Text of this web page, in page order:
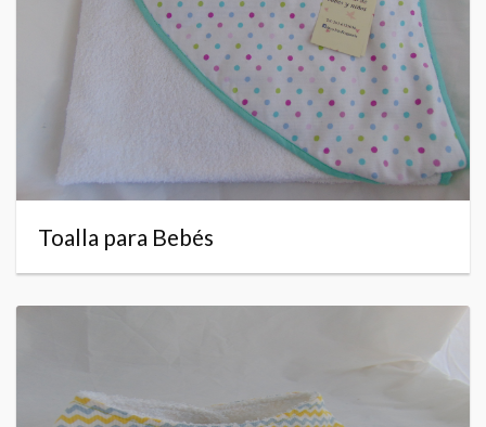
Toalla para Bebés